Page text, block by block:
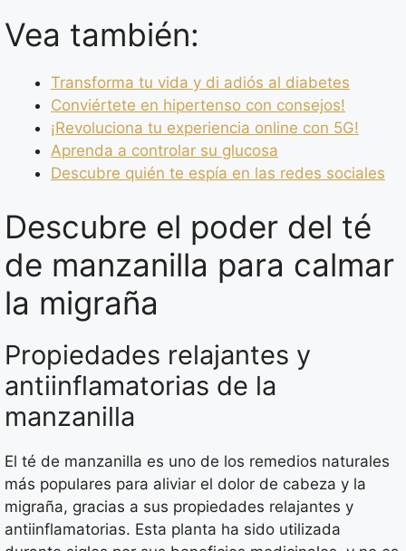
Vea también:
Transforma tu vida y di adiós al diabetes
Conviértete en hipertenso con consejos!
¡Revoluciona tu experiencia online con 5G!
Aprenda a controlar su glucosa
Descubre quién te espía en las redes sociales
Descubre el poder del té
de manzanilla para calmar
la migraña
Propiedades relajantes y
antiinflamatorias de la
manzanilla
El té de manzanilla es uno de los remedios naturales
más populares para aliviar el dolor de cabeza y la
migraña, gracias a sus propiedades relajantes y
antiinflamatorias. Esta planta ha sido utilizada